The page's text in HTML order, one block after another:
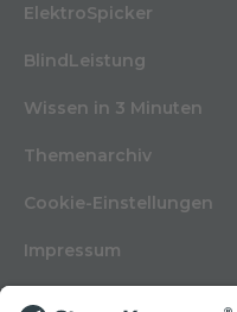
ElektroSpicker
BlindLeistung
Wissen in 3 Minuten
Themenarchiv
Cookie-Einstellungen
Impressum